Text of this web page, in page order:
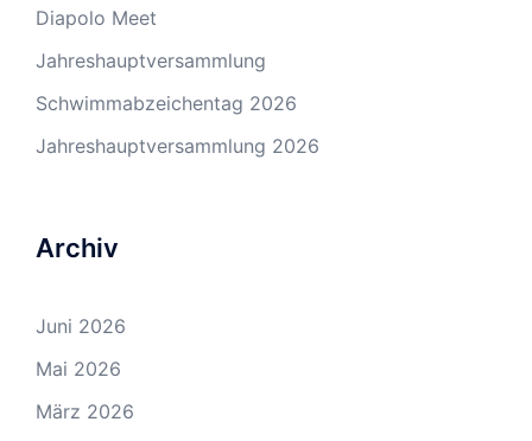
Diapolo Meet
Jahreshauptversammlung
Schwimmabzeichentag 2026
Jahreshauptversammlung 2026
Archiv
Juni 2026
Mai 2026
März 2026